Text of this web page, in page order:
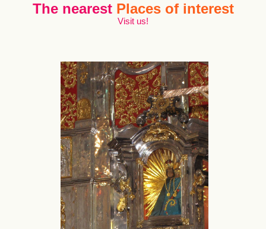
The nearest Places of interest
Visit us!